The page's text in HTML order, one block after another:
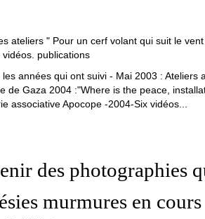
années qui ont suivi - Mai 2003 : Ateliers
de Gaza 2004 :"Where is the peace,
associative Apocope -2004-Six vidéos...
des photographies
murmures en cours